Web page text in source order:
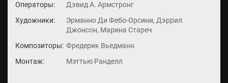
Операторы:
Дэвид А. Армстронг
Художники:
Эрманно Ди Фебо-Орсини, Дэррил
Джонсон, Марина Стареч
Композиторы: Фредерик Вьедманн
Монтаж:
Мэттью Ранделл